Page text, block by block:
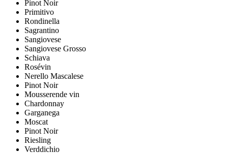
Pinot Noir
Primitivo
Rondinella
Sagrantino
Sangiovese
Sangiovese Grosso
Schiava
Rosévin
Nerello Mascalese
Pinot Noir
Mousserende vin
Chardonnay
Garganega
Moscat
Pinot Noir
Riesling
Verddichio